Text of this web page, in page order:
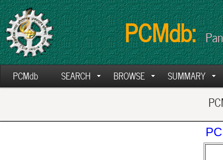
PCMdb:
PCMdb SEARCH BROWSE SUMMARY